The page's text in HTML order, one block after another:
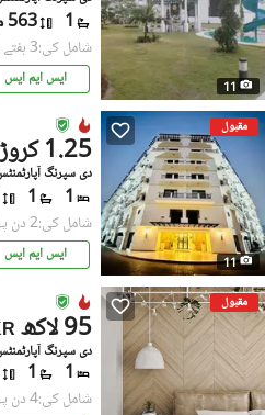
11
1 563 مربع فیٹ
شامل کی:3 ہفتے پہل
ایس ایم ایس
مقبول
11
1.25 کروڑ
دی سپرنگ
1
1
شامل کی:2 دن پہل
ایس ایم ایس
مقبول
95 لاکھ
دی سپرنگ
1
1
شامل کی:4 دن پہل